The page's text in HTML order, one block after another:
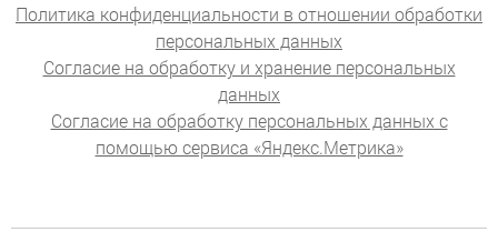
Политика конфиденциальности в отношении обработки
персональных данных
Согласие на обработку и хранение персональных
данных
Согласие на обработку персональных данных с
помощью сервиса «Яндекс.Метрика»